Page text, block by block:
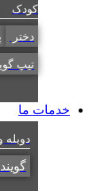
کودک
دختر
تیپ
خدمات ما
دوبله